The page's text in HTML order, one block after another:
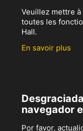
Veuillez mettre
toutes les
Hall.
En savoir plus
navegador
Por favor,